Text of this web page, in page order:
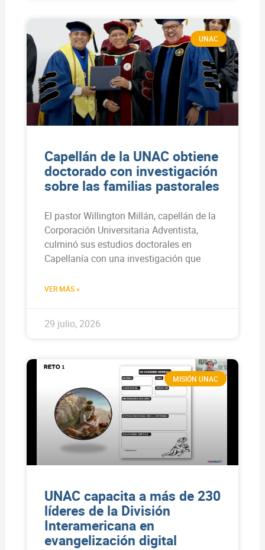
UNAC
Capellán de la UNAC obtiene
doctorado con investigación
sobre las familias pastorales
El pastor Willington Millán, capellán de la
Corporación Universitaria Adventista,
culminó sus estudios doctorales en
Capellanía con una investigación que
VER MÁS »
29 julio, 2026
MISIÓN UNAC
UNAC capacita a más de 230
líderes de la División
Interamericana en
evangelización digital